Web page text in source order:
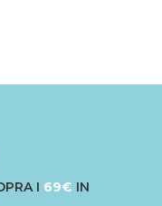
I 69€ IN